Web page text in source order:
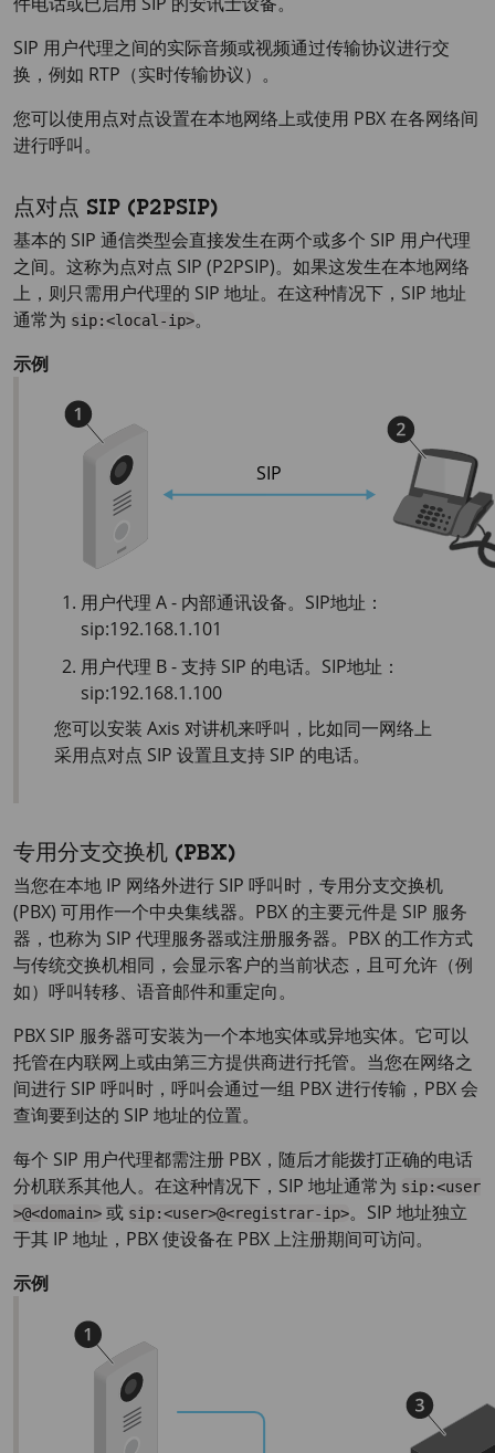
SIP 用户代理之间的实际音频或视频通过传输协议进行交
换，例如 RTP（实时传输协议）。
您可以使用点对点设置在本地网络上或使用 PBX 在各网络间
进行呼叫。
点对点 SIP (P2PSIP)
基本的 SIP 通信类型会直接发生在两个或多个 SIP 用户代理
之间。这称为点对点 SIP (P2PSIP)。如果这发生在本地网络
上，则只需用户代理的 SIP 地址。在这种情况下，SIP 地址
通常为 sip:<local-ip>。
示例
用户代理 A - 内部通讯设备。SIP地址：
sip:192.168.1.101
用户代理 B - 支持 SIP 的电话。SIP地址：
sip:192.168.1.100
您可以安装 Axis 对讲机来呼叫，比如同一网络上
采用点对点 SIP 设置且支持 SIP 的电话。
专用分支交换机 (PBX)
当您在本地 IP 网络外进行 SIP 呼叫时，专用分支交换机
(PBX) 可用作一个中央集线器。PBX 的主要元件是 SIP 服务
器，也称为 SIP 代理服务器或注册服务器。PBX 的工作方式
与传统交换机相同，会显示客户的当前状态，且可允许（例
如）呼叫转移、语音邮件和重定向。
PBX SIP 服务器可安装为一个本地实体或异地实体。它可以
托管在内联网上或由第三方提供商进行托管。当您在网络之
间进行 SIP 呼叫时，呼叫会通过一组 PBX 进行传输，PBX 会
查询要到达的 SIP 地址的位置。
每个 SIP 用户代理都需注册 PBX，随后才能拨打正确的电话
分机联系其他人。在这种情况下，SIP 地址通常为 sip:<user
>@<domain> 或 sip:<user>@<registrar-ip>。SIP 地址独立
于其 IP 地址，PBX 使设备在 PBX 上注册期间可访问。
示例